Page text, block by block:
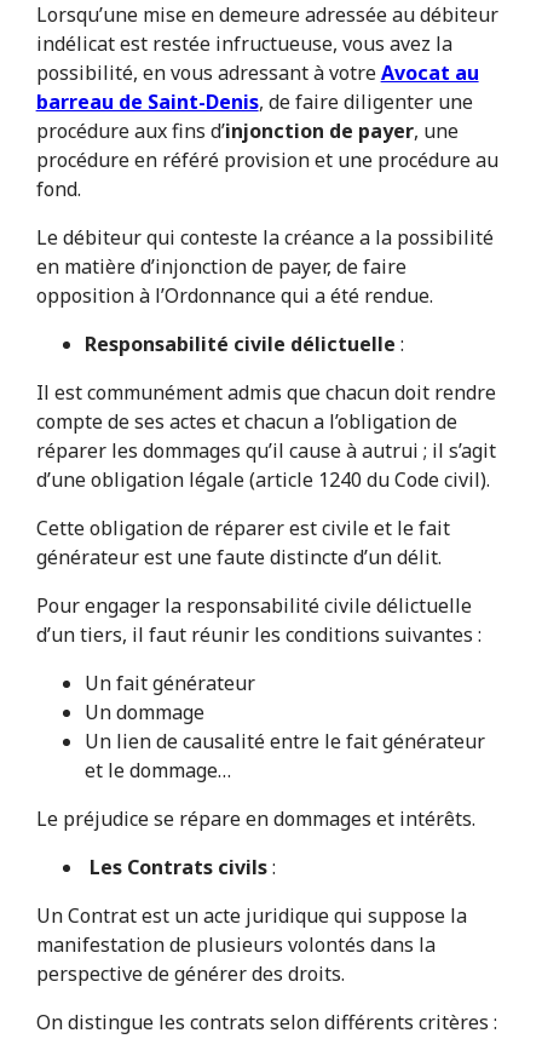
Lorsqu’une mise en demeure adressée au débiteur
indélicat est restée infructueuse, vous avez la
possibilité, en vous adressant à votre Avocat au
barreau de Saint-Denis, de faire diligenter une
procédure aux fins d’injonction de payer, une
procédure en référé provision et une procédure au
fond.
Le débiteur qui conteste la créance a la possibilité
en matière d’injonction de payer, de faire
opposition à l’Ordonnance qui a été rendue.
Responsabilité civile délictuelle :
Il est communément admis que chacun doit rendre
compte de ses actes et chacun a l’obligation de
réparer les dommages qu’il cause à autrui ; il s’agit
d’une obligation légale (article 1240 du Code civil).
Cette obligation de réparer est civile et le fait
générateur est une faute distincte d’un délit.
Pour engager la responsabilité civile délictuelle
d’un tiers, il faut réunir les conditions suivantes :
Un fait générateur
Un dommage
Un lien de causalité entre le fait générateur
et le dommage…
Le préjudice se répare en dommages et intérêts.
Les Contrats civils :
Un Contrat est un acte juridique qui suppose la
manifestation de plusieurs volontés dans la
perspective de générer des droits.
On distingue les contrats selon différents critères :